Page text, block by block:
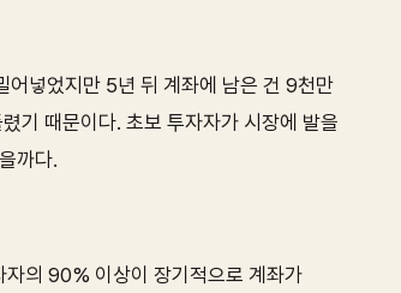
어넣었지만 5년 뒤 계좌에 남은 건 9천만
기 때문이다. 초보 투자자가 시장에 발을
까다.
자의 90% 이상이 장기적으로 계좌가